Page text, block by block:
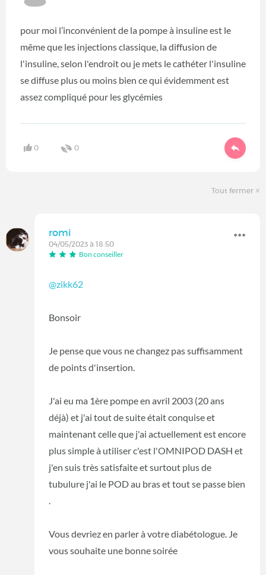
pour moi l’inconvénient de la pompe à insuline est le
même que les injections classique, la diffusion de
l'insuline, selon l'endroit ou je mets le cathéter l'insuline
se diffuse plus ou moins bien ce qui évidemment est
assez compliqué pour les glycémies
0 0
Tout fermer
romi
04/05/2023 à 18:50
Bon conseiller
@zikk62
Bonsoir
Je pense que vous ne changez pas suffisamment
de points d'insertion.
J'ai eu ma 1ère pompe en avril 2003 (20 ans
déjà) et j'ai tout de suite était conquise et
maintenant celle que j'ai actuellement est encore
plus simple à utiliser c'est l'OMNIPOD DASH et
j'en suis très satisfaite et surtout plus de
tubulure j'ai le POD au bras et tout se passe bien
.
Vous devriez en parler à votre diabétologue. Je
vous souhaite une bonne soirée